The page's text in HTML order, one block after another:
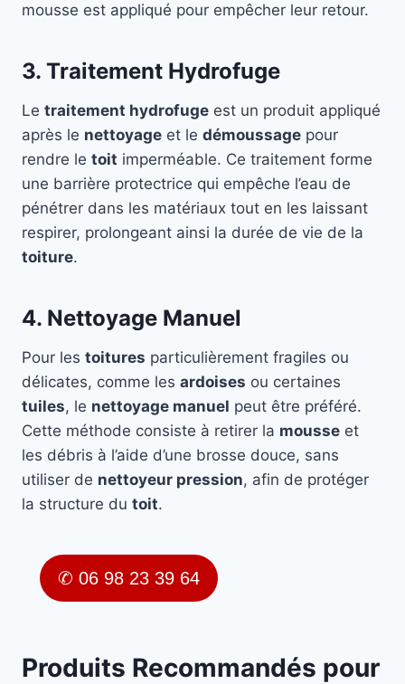
mousse est appliqué pour empêcher leur retour.
3. Traitement Hydrofuge
Le traitement hydrofuge est un produit appliqué
après le nettoyage et le démoussage pour
rendre le toit imperméable. Ce traitement forme
une barrière protectrice qui empêche l’eau de
pénétrer dans les matériaux tout en les laissant
respirer, prolongeant ainsi la durée de vie de la
toiture.
4. Nettoyage Manuel
Pour les toitures particulièrement fragiles ou
délicates, comme les ardoises ou certaines
tuiles, le nettoyage manuel peut être préféré.
Cette méthode consiste à retirer la mousse et
les débris à l’aide d’une brosse douce, sans
utiliser de nettoyeur pression, afin de protéger
la structure du toit.
✆ 06 98 23 39 64
Produits Recommandés pour